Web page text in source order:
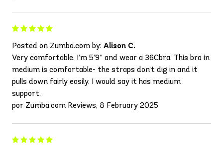
Posted on Zumba.com by: Alison C.
Very comfortable. I’m 5’9” and wear a 36Cbra. This bra in
medium is comfortable- the straps don’t dig in and it
pulls down fairly easily. I would say it has medium
support.
por Zumba.com Reviews, 8 February 2025